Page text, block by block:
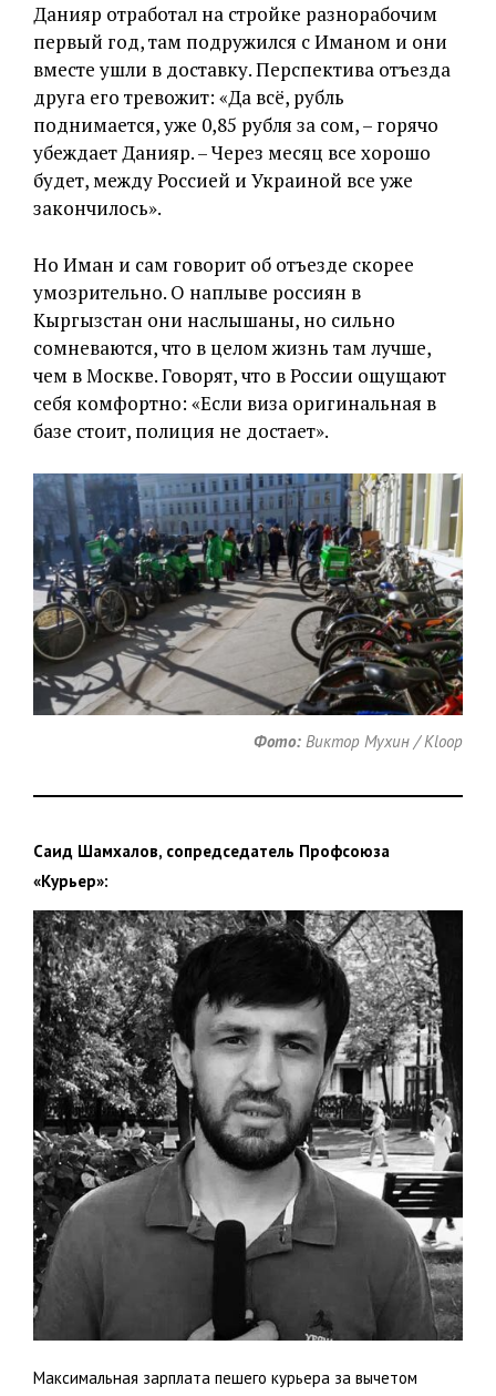
Данияр отработал на стройке разнорабочим
первый год, там подружился с Иманом и они
вместе ушли в доставку. Перспектива отъезда
друга его тревожит: «Да всё, рубль
поднимается, уже 0,85 рубля за сом, – горячо
убеждает Данияр. – Через месяц все хорошо
будет, между Россией и Украиной все уже
закончилось».
Но Иман и сам говорит об отъезде скорее
умозрительно. О наплыве россиян в
Кыргызстан они наслышаны, но сильно
сомневаются, что в целом жизнь там лучше,
чем в Москве. Говорят, что в России ощущают
себя комфортно: «Если виза оригинальная в
базе стоит, полиция не достает».
Фото: Виктор Мухин / Kloop
Саид Шамхалов, сопредседатель Профсоюза
«Курьер»:
Максимальная зарплата пешего курьера за вычетом